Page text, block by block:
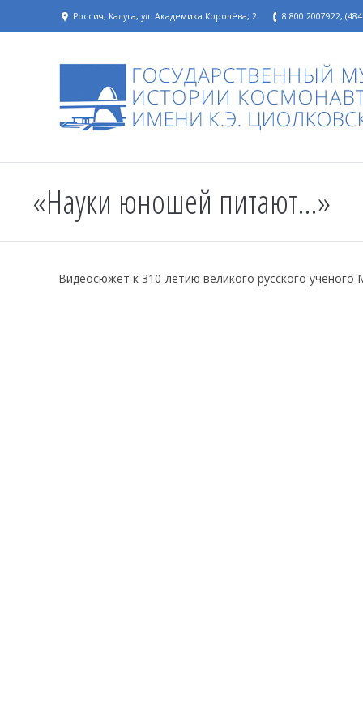
Россия, Калуга, ул. Академика Королёва, 2 8 800 2007922,
«Науки юношей питают…»
Видеосюжет к 310-летию великого русского